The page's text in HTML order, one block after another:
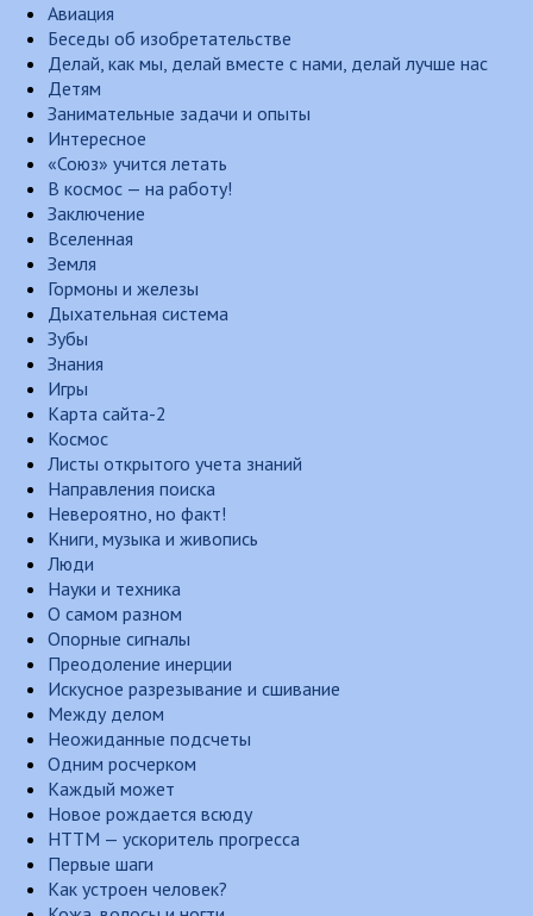
Авиация
Беседы об изобретательстве
Делай, как мы, делай вместе с нами, делай лучше нас
Детям
Занимательные задачи и опыты
Интересное
«Союз» учится летать
В космос — на работу!
Заключение
Вселенная
Земля
Гормоны и железы
Дыхательная система
Зубы
Знания
Игры
Карта сайта-2
Космос
Листы открытого учета знаний
Направления поиска
Невероятно, но факт!
Книги, музыка и живопись
Люди
Науки и техника
О самом разном
Опорные сигналы
Преодоление инерции
Искусное разрезывание и сшивание
Между делом
Неожиданные подсчеты
Одним росчерком
Каждый может
Новое рождается всюду
НТТМ — ускоритель прогресса
Первые шаги
Как устроен человек?